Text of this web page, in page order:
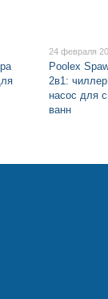
24 февраля
Poolex
2в1:
насос для
ванн